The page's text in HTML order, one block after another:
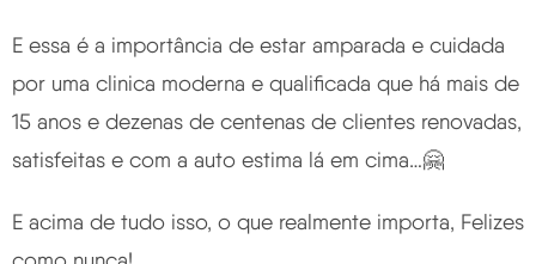
E essa é a importância de estar amparada e cuidada
por uma clinica moderna e qualificada que há mais de
15 anos e dezenas de centenas de clientes renovadas,
satisfeitas e com a auto estima lá em cima…🤗
E acima de tudo isso, o que realmente importa, Felizes